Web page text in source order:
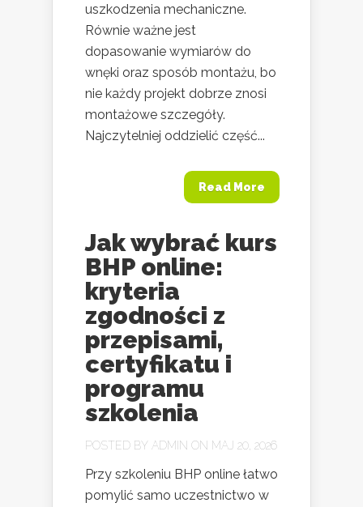
uszkodzenia mechaniczne.
Równie ważne jest
dopasowanie wymiarów do
wnęki oraz sposób montażu, bo
nie każdy projekt dobrze znosi
montażowe szczegóły.
Najczytelniej oddzielić część...
Read More
Jak wybrać kurs
BHP online:
kryteria
zgodności z
przepisami,
certyfikatu i
programu
szkolenia
POSTED BY ADMIN ON MAJ 20, 2026
Przy szkoleniu BHP online łatwo
pomylić samo uczestnictwo w